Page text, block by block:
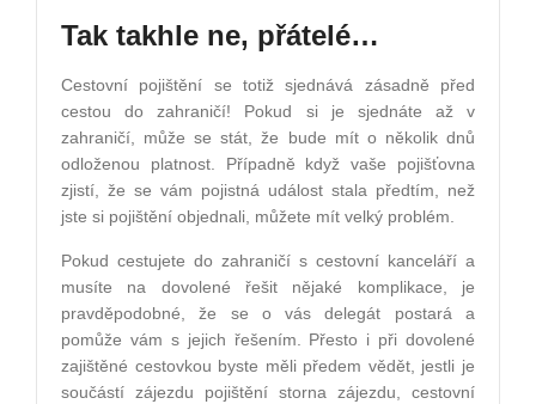
Tak takhle ne, přátelé…
Cestovní pojištění se totiž sjednává zásadně před
cestou do zahraničí! Pokud si je sjednáte až v
zahraničí, může se stát, že bude mít o několik dnů
odloženou platnost. Případně když vaše pojišťovna
zjistí, že se vám pojistná událost stala předtím, než
jste si pojištění objednali, můžete mít velký problém.
Pokud cestujete do zahraničí s cestovní kanceláří a
musíte na dovolené řešit nějaké komplikace, je
pravděpodobné, že se o vás delegát postará a
pomůže vám s jejich řešením. Přesto i při dovolené
zajištěné cestovkou byste měli předem vědět, jestli je
součástí zájezdu pojištění storna zájezdu, cestovní